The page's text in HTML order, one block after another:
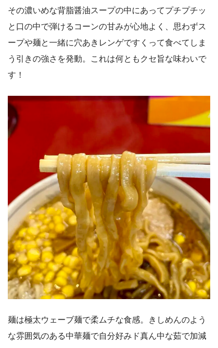
その濃いめな背脂醤油スープの中にあってプチプチッ
と口の中で弾けるコーンの甘みが心地よく、思わずス
ープや麺と一緒に穴あきレンゲですくって食べてしま
う引きの強さを発動。これは何ともクセ旨な味わいで
す！
麺は極太ウェーブ麺で柔ムチな食感。きしめんのよう
な雰囲気のある中華麺で自分好みド真ん中な茹で加減